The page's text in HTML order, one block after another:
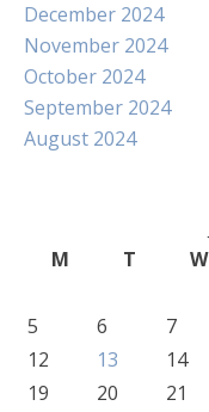
December 2024
November 2024
October 2024
September 2024
August 2024
M
T W
5
6 7
12
13 14
19
20 21